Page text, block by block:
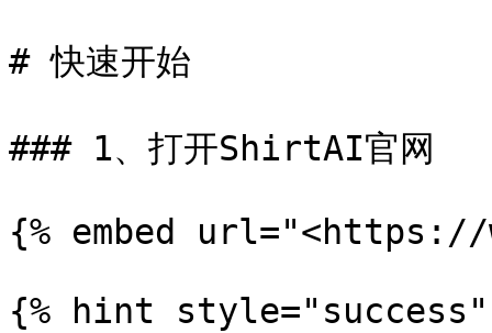
# 快速开始
### 1、打开ShirtAI官网
{% embed url="<https://
{% hint style="success"